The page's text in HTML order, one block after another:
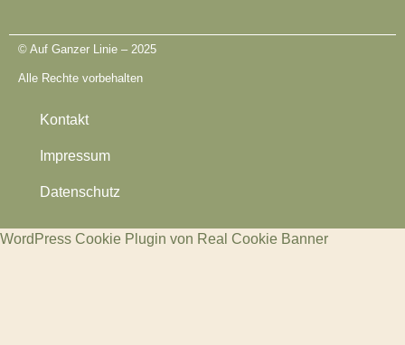
© Auf Ganzer Linie – 2025
Alle Rechte vorbehalten
Kontakt
Impressum
Datenschutz​
WordPress Cookie Plugin von Real Cookie Banner